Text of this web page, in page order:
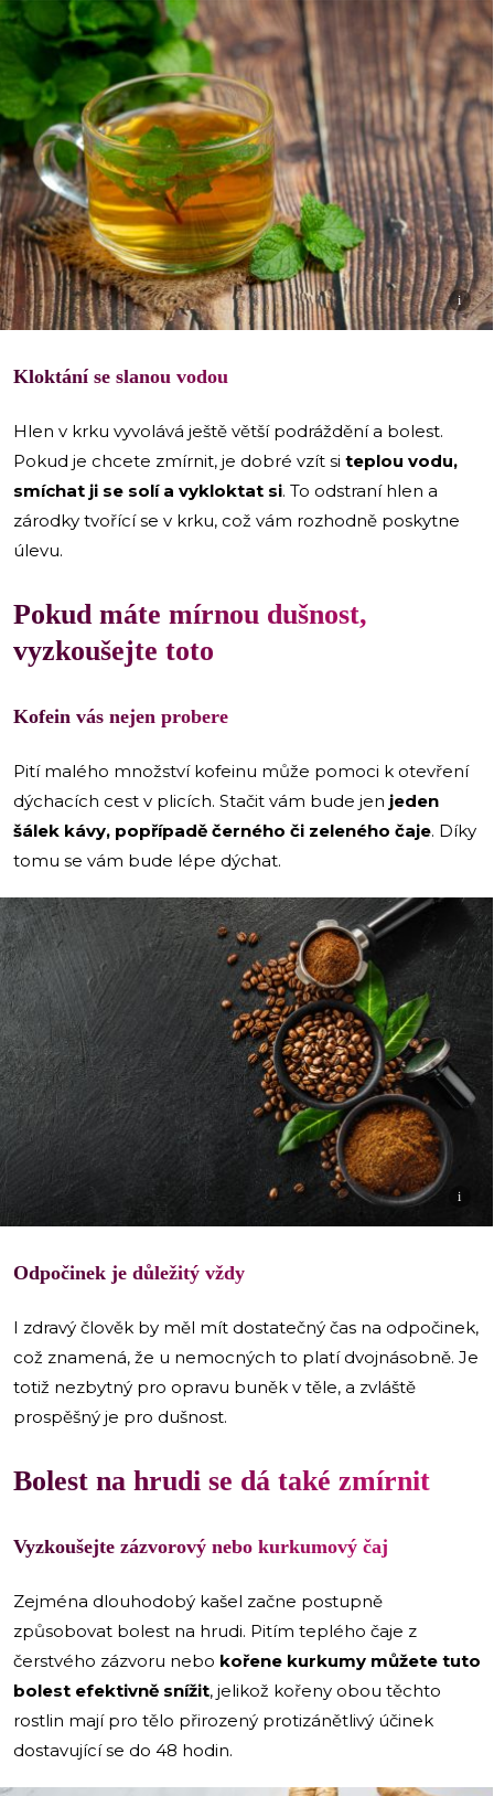
i
Kloktání se slanou vodou
Hlen v krku vyvolává ještě větší podráždění a bolest.
Pokud je chcete zmírnit, je dobré vzít si teplou vodu,
smíchat ji se solí a vykloktat si. To odstraní hlen a
zárodky tvořící se v krku, což vám rozhodně poskytne
úlevu.
Pokud máte mírnou dušnost,
vyzkoušejte toto
Kofein vás nejen probere
Pití malého množství kofeinu může pomoci k otevření
dýchacích cest v plicích. Stačit vám bude jen jeden
šálek kávy, popřípadě černého či zeleného čaje. Díky
tomu se vám bude lépe dýchat.
i
Odpočinek je důležitý vždy
I zdravý člověk by měl mít dostatečný čas na odpočinek,
což znamená, že u nemocných to platí dvojnásobně. Je
totiž nezbytný pro opravu buněk v těle, a zvláště
prospěšný je pro dušnost.
Bolest na hrudi se dá také zmírnit
Vyzkoušejte zázvorový nebo kurkumový čaj
Zejména dlouhodobý kašel začne postupně
způsobovat bolest na hrudi. Pitím teplého čaje z
čerstvého zázvoru nebo kořene kurkumy můžete tuto
bolest efektivně snížit, jelikož kořeny obou těchto
rostlin mají pro tělo přirozený protizánětlivý účinek
dostavující se do 48 hodin.